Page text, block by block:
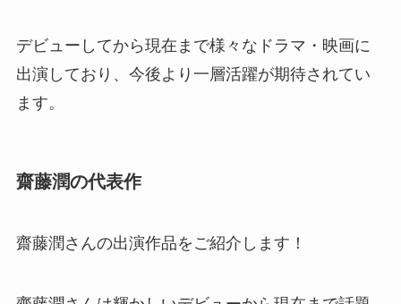
デビューしてから現在まで様々なドラマ・映画に
出演しており、今後より一層活躍が期待されてい
ます。
齋藤潤の代表作
齋藤潤さんの出演作品をご紹介します！